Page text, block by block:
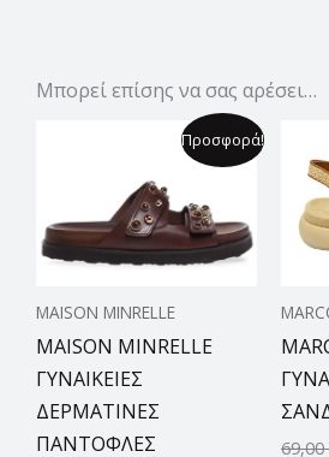
Μπορεί επίσης να σας αρέσει…
Προσφορά!
MAISON MINRELLE
MAISON MINRELLE
ΓΥΝΑΙΚΕΙΕΣ
ΔΕΡΜΑΤΙΝΕΣ
ΠΑΝΤΟΦΛΕΣ
109,00 €.
τρέχουσα
είναι:
89,99 €.
69,00